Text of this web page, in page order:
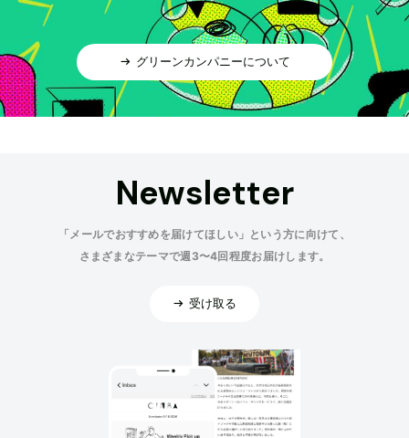
グリーンカンパニーについて
Newsletter
「メールでおすすめを届けてほしい」という方に向けて、
さまざまなテーマで週3〜4回程度お届けします。
受け取る